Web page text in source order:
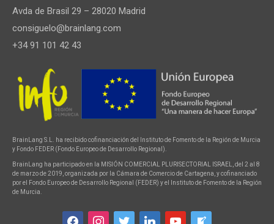
Avda de Brasil 29 – 28020 Madrid
consiguelo@brainlang.com
+34 91 101 42 43
BrainLang S.L. ha recibido cofinanciación del Instituto de Fomento de la Región de Murcia
y Fondo FEDER (Fondo Europeo de Desarrollo Regional).
BrainLang ha participado en la MISIÓN COMERCIAL PLURISECTORIAL ISRAEL, del 2 al 8
de marzo de 2019, organizada por la Cámara de Comercio de Cartagena, y cofinanciado
por el Fondo Europeo de Desarrollo Regional (FEDER) y el Instituto de Fomento de la Región
de Murcia.
facebookinstagram
twitter linkedin youtube welcome-